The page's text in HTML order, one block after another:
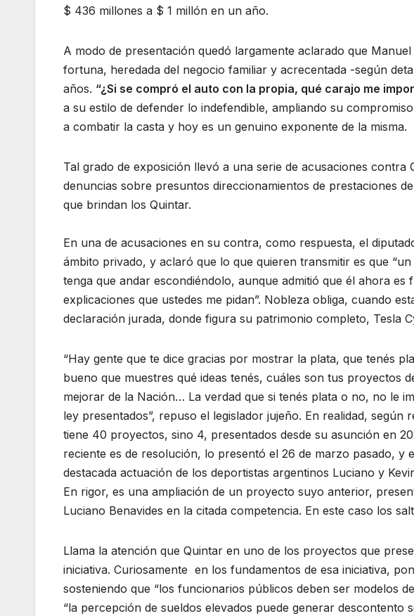
$ 436 millones a $ 1 millón en un año.
A modo de presentación quedó largamente aclarado que
fortuna, heredada del negocio familiar y acrecentada -según
años. “¿Si se compró el auto con la propia, qué carajo me
a su estilo de defender lo indefendible, ampliando su
a combatir la casta y hoy es un genuino exponente de la misma.
Tal grado de exposición llevó a una serie de acusaciones
denuncias sobre presuntos direccionamientos de prestaciones
que brindan los Quintar.
En una de acusaciones en su contra, como respuesta, el
ámbito privado, y aclaró que lo que quieren transmitir es que
tenga que andar escondiéndolo, aunque admitió que él ahora es
explicaciones que ustedes me pidan”. Nobleza obliga, cuando
declaración jurada, donde figura su patrimonio completo, Tesla
“Hay gente que te dice gracias por mostrar la plata, que tenés
bueno que muestres qué ideas tenés, cuáles son tus proyectos
mejorar de la Nación… La verdad que si tenés plata o no, no le
ley presentados”, repuso el legislador jujeño. En realidad,
tiene 40 proyectos, sino 4, presentados desde su asunción en
reciente es de resolución, lo presentó el 26 de marzo pasado, y
destacada actuación de los deportistas argentinos Luciano y
En rigor, es una ampliación de un proyecto suyo anterior,
Luciano Benavides en la citada competencia. En este caso los
Llama la atención que Quintar en uno de los proyectos que
iniciativa. Curiosamente en los fundamentos de esa iniciativa,
sosteniendo que “los funcionarios públicos deben ser modelos
“la percepción de sueldos elevados puede generar descontento